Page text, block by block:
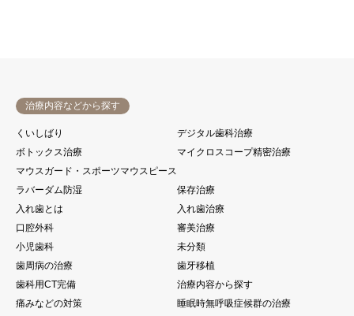
治療内容などから探す
くいしばり
デジタル歯科治療
ボトックス治療
マイクロスコープ精密治療
マウスガード・スポーツマウスピース
ラバーダム防湿
保存治療
入れ歯とは
入れ歯治療
口腔外科
審美治療
小児歯科
未分類
歯周病の治療
歯牙移植
歯科用CT完備
治療内容から探す
痛みなどの対策
睡眠時無呼吸症候群の治療